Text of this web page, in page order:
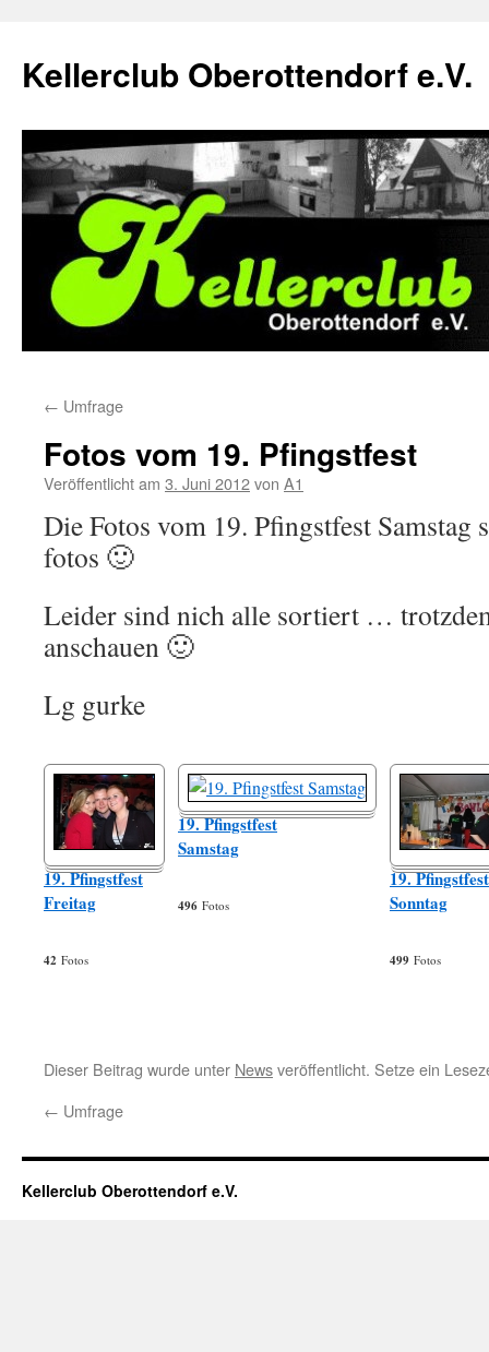
springen
Kellerclub Oberottendorf e.V.
← Umfrage
Fotos vom 19. Pfingstfest
Veröffentlicht am 3. Juni 2012von A1
Die Fotos vom 19. Pfingstfest
fotos 🙂
Leider sind nich alle sortiert …
anschauen 🙂
Lg gurke
19. Pfingstfest
Freitag
42 Fotos
19. Pfingstfest
Samstag
496 Fotos
19. Pfingstfest
Sonntag
499 Fotos
Dieser Beitrag wurde unter Newsveröffentlicht. Setze ein
← Umfrage
Kellerclub Oberottendorf e.V.